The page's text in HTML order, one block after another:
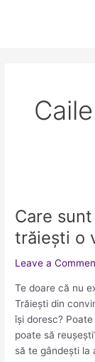
Care
trăiești o
Leave a
Te doare că nu
Trăiești din
își doresc?
poate să
să te gândești la
primele
cerințe
ca
trăiești
o
viață
mai
bună?